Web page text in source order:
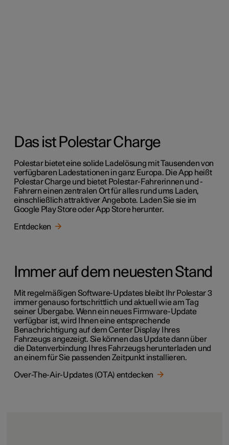
Das ist Polestar Charge
Polestar bietet eine solide Ladelösung mit Tausenden von
verfügbaren Ladestationen in ganz Europa. Die App heißt
Polestar Charge und bietet Polestar-Fahrerinnen und -
Fahrern einen zentralen Ort für alles rund ums Laden,
einschließlich attraktiver Angebote. Laden Sie sie im
Google Play Store oder App Store herunter.
Entdecken
Immer auf dem neuesten Stand
Mit regelmäßigen Software-Updates bleibt Ihr Polestar 3
immer genauso fortschrittlich und aktuell wie am Tag
seiner Übergabe. Wenn ein neues Firmware-Update
verfügbar ist, wird Ihnen eine entsprechende
Benachrichtigung auf dem Center Display Ihres
Fahrzeugs angezeigt. Sie können das Update dann über
die Datenverbindung Ihres Fahrzeugs herunterladen und
an einem für Sie passenden Zeitpunkt installieren.
Over-The-Air-Updates (OTA) entdecken